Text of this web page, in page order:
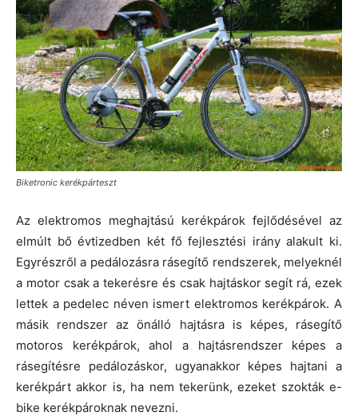
Biketronic kerékpárteszt
Az elektromos meghajtású kerékpárok fejlődésével az
elmúlt bő évtizedben két fő fejlesztési irány alakult ki.
Egyrészről a pedálozásra rásegítő rendszerek, melyeknél
a motor csak a tekerésre és csak hajtáskor segít rá, ezek
lettek a pedelec néven ismert elektromos kerékpárok. A
másik rendszer az önálló hajtásra is képes, rásegítő
motoros kerékpárok, ahol a hajtásrendszer képes a
rásegítésre pedálozáskor, ugyanakkor képes hajtani a
kerékpárt akkor is, ha nem tekerünk, ezeket szokták e-
bike kerékpároknak nevezni.